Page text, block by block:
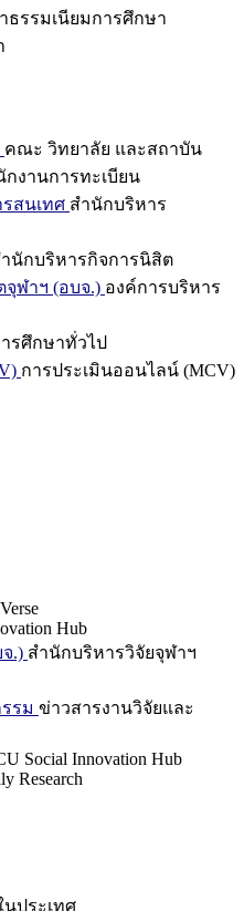
ธรรมเนียมการศึกษา
คณะ วิทยาลัย และสถาบัน
กงานการทะเบียน
สนเทศ สำนักบริหาร
นักบริหารกิจการนิสิต
ฬาฯ (อบจ.) องค์การบริหาร
รศึกษาทั่วไป
การประเมินออนไลน์ (MCV)
Hub
.) สำนักบริหารวิจัยจุฬาฯ
รม ข่าวสารงานวิจัยและ
Social Innovation Hub
Research
ประเทศ